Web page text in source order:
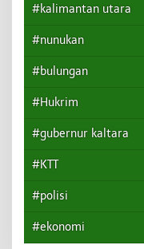
#kalimantan utara
#nunukan
#bulungan
#Hukrim
#gubernur kaltara
#KTT
#polisi
#ekonomi